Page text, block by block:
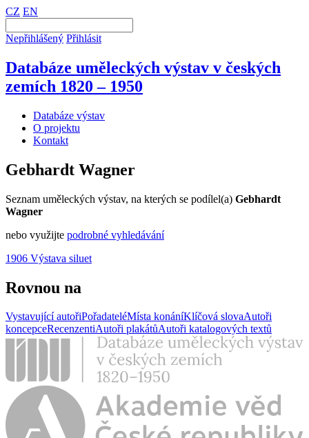
CZ EN
Nepřihlášený Přihlásit
Databáze uměleckých výstav v českých
zemích 1820 – 1950
Databáze výstav
O projektu
Kontakt
Gebhardt Wagner
Seznam uměleckých výstav, na kterých se podílel(a) Gebhardt
Wagner
nebo využijte podrobné vyhledávání
1906 Výstava siluet
Rovnou na
Vystavující autořiPořadateléMísta konáníKlíčová slovaAutoři
koncepceRecenzentiAutoři plakátůAutoři katalogových textů